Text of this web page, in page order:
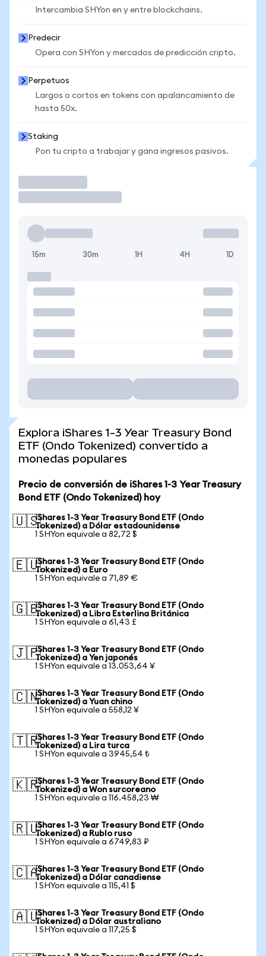
Intercambia SHYon en y entre blockchains.
Predecir
Opera con SHYon y mercados de predicción cripto.
Perpetuos
Largos o cortos en tokens con apalancamiento de
hasta 50x.
Staking
Pon tu cripto a trabajar y gana ingresos pasivos.
15m 30m 1H 4H 1D
Explora iShares 1-3 Year Treasury Bond
ETF (Ondo Tokenized) convertido a
monedas populares
Precio de conversión de iShares 1-3 Year Treasury
Bond ETF (Ondo Tokenized) hoy
🇺🇸iShares 1-3 Year Treasury Bond ETF (Ondo
Tokenized) a Dólar estadounidense
1 SHYon equivale a 82,72 $
🇪🇺iShares 1-3 Year Treasury Bond ETF (Ondo
Tokenized) a Euro
1 SHYon equivale a 71,89 €
🇬🇧iShares 1-3 Year Treasury Bond ETF (Ondo
Tokenized) a Libra Esterlina Británica
1 SHYon equivale a 61,43 £
🇯🇵iShares 1-3 Year Treasury Bond ETF (Ondo
Tokenized) a Yen japonés
1 SHYon equivale a 13.053,64 ¥
🇨🇳iShares 1-3 Year Treasury Bond ETF (Ondo
Tokenized) a Yuan chino
1 SHYon equivale a 558,12 ¥
🇹🇷iShares 1-3 Year Treasury Bond ETF (Ondo
Tokenized) a Lira turca
1 SHYon equivale a 3945,54 ₺
🇰🇷iShares 1-3 Year Treasury Bond ETF (Ondo
Tokenized) a Won surcoreano
1 SHYon equivale a 116.458,23 ₩
🇷🇺iShares 1-3 Year Treasury Bond ETF (Ondo
Tokenized) a Rublo ruso
1 SHYon equivale a 6749,83 ₽
🇨🇦iShares 1-3 Year Treasury Bond ETF (Ondo
Tokenized) a Dólar canadiense
1 SHYon equivale a 115,41 $
🇦🇺iShares 1-3 Year Treasury Bond ETF (Ondo
Tokenized) a Dólar australiano
1 SHYon equivale a 117,25 $